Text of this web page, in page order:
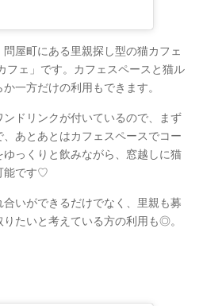
屋町にある里親探し型の猫カフェ
フェ」です。カフェスペースと猫ル
一方だけの利用もできます。
ドリンクが付いているので、まず
あとあとはカフェスペースでコー
っくりと飲みながら、窓越しに猫
能です♡
いができるだけでなく、里親も募
たいと考えている方の利用も◎。